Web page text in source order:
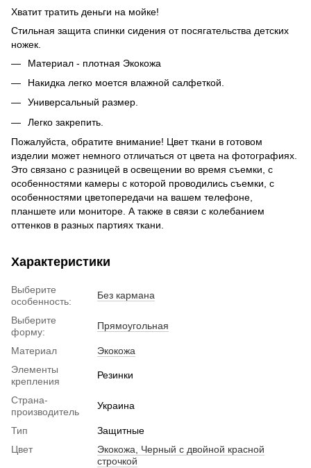
Хватит тратить деньги на мойке!
Стильная защита спинки сидения от посягательства детских
ножек.
Материал - плотная Экокожа
Накидка легко моется влажной салфеткой.
Универсальный размер.
Легко закрепить.
Пожалуйста, обратите внимание! Цвет ткани в готовом
изделии может немного отличаться от цвета на фотографиях.
Это связано с разницей в освещении во время съемки, с
особенностями камеры с которой проводились съемки, с
особенностями цветопередачи на вашем телефоне,
планшете или мониторе. А также в связи с колебанием
оттенков в разных партиях ткани.
Характеристики
Выберите
особенность:
Без кармана
Выберите
форму:
Прямоугольная
Материал
Экокожа
Элементы
крепления
Резинки
Страна-
производитель
Украина
Тип
Защитные
Цвет
Экокожа, Черный с двойной красной
строчкой